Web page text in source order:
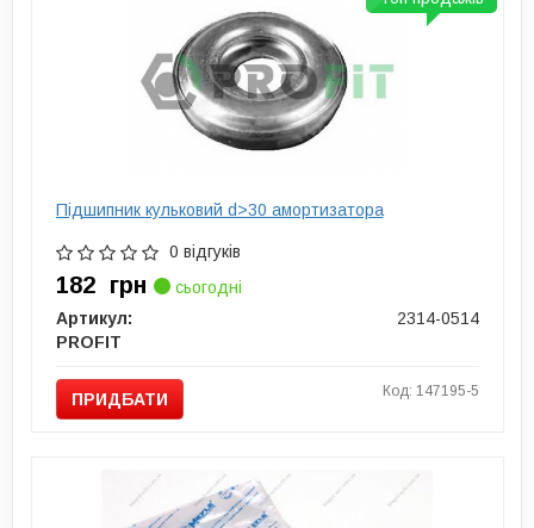
Підшипник кульковий d>30 амортизатора
0 відгуків
182 грн
сьогодні
Артикул:
2314-0514
PROFIT
ПРИДБАТИ Код: 147195-5